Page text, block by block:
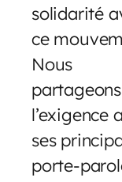
solidarité
ce
Nous
partageons
l’exigence
ses
porte-